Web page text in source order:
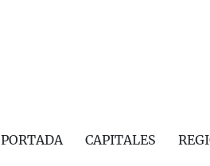
PORTADA CAPITALES